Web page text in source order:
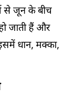
से जून के बीच
जाती हैं और
इसमें धान, मक्का,